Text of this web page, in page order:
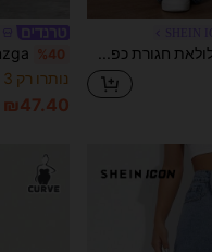
%40
נותרו רק 3
₪47.40